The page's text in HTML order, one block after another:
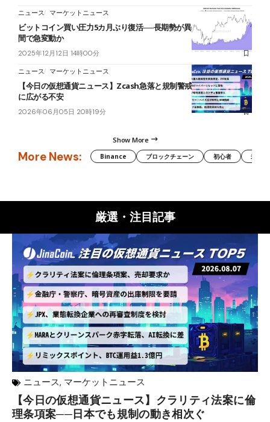
ニュース マーケットニュース
ビットコイン買い圧力5カ月ぶり復活──長期勢が異例の蓄積も、数週
間で急変動か
2025年12月12日 14時00分
ニュース マーケットニュース
【今日の仮想通貨ニュース】Zcash急落と規制警戒｜暗号資産市場
に広がる不安
2026年06月05日 20時19分
Show More
More News: Binance ブロックチェーン 初心者 米国
厳選・注目記事
ニュース, マーケットニュース
【今日の仮想通貨ニュース】クラリティ法案に倫
理条項案──日本でも規制の動き相次ぐ